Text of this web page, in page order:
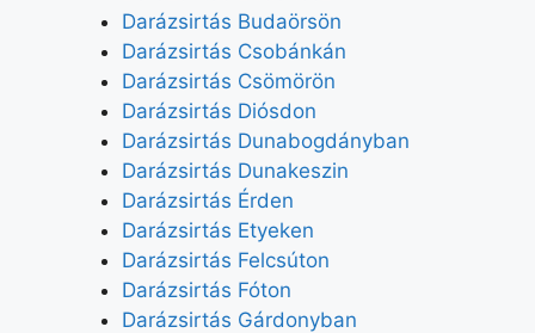
Darázsirtás Budaörsön
Darázsirtás Csobánkán
Darázsirtás Csömörön
Darázsirtás Diósdon
Darázsirtás Dunabogdányban
Darázsirtás Dunakeszin
Darázsirtás Érden
Darázsirtás Etyeken
Darázsirtás Felcsúton
Darázsirtás Fóton
Darázsirtás Gárdonyban